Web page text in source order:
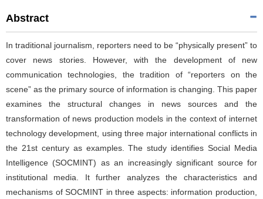
Abstract
In traditional journalism, reporters need to be “physically present” to
cover news stories. However, with the development of new
communication technologies, the tradition of “reporters on the
scene” as the primary source of information is changing. This paper
examines the structural changes in news sources and the
transformation of news production models in the context of internet
technology development, using three major international conflicts in
the 21st century as examples. The study identifies Social Media
Intelligence (SOCMINT) as an increasingly significant source for
institutional media. It further analyzes the characteristics and
mechanisms of SOCMINT in three aspects: information production,